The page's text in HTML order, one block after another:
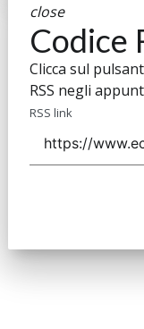
close
Codice
Clicca sul
RSS negli
RSS link